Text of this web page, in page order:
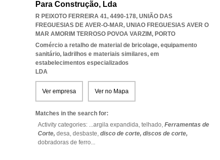
Para Construção, Lda
R PEIXOTO FERREIRA 41, 4490-178, UNIÃO DAS
FREGUESIAS DE AVER-O-MAR, UNIAO FREGUESIAS AVER O
MAR AMORIM TERROSO POVOA VARZIM, PORTO
Comércio a retalho de material de bricolage, equipamento
sanitário, ladrilhos e materiais similares, em
estabelecimentos especializados
LDA
Ver empresa Ver no Mapa
Matches in the search for:
Activity categories: ...argila expandida, telhado, Ferramentas de
Corte, desa, desbaste, disco de corte, discos de corte,
dobradoras de ferro...